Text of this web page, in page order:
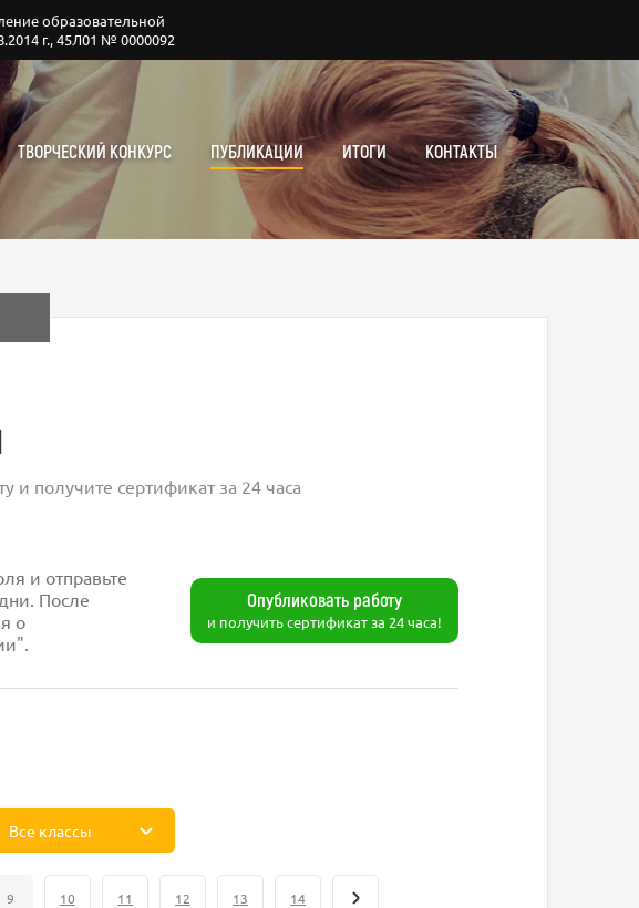
образовательной
г., 45Л01 № 0000092
ТВОРЧЕСКИЙ КОНКУРС ПУБЛИКАЦИИ ИТОГИ КОНТАКТЫ
и получите сертификат за 24 часа
и отправьте
После
о
Опубликовать работу
и получить сертификат за 24 часа!
Все классы
9 10 11 12 13 14